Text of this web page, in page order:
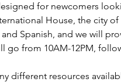
for newcomers
House, the city
Spanish, and we will
go from 10AM-12PM,
different resources